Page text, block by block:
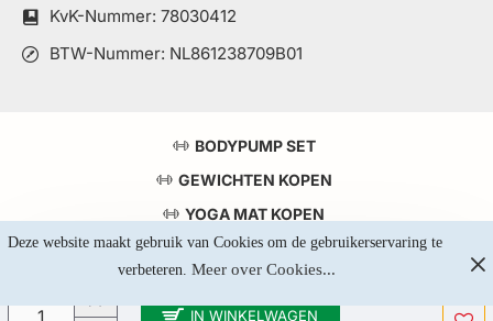
Deze website maakt gebruik van Cookies om de gebruikerservaring te
verbeteren. Meer over Cookies...
IN WINKELWAGEN
KvK-Nummer: 78030412
BTW-Nummer: NL861238709B01
BODYPUMP SET
GEWICHTEN KOPEN
YOGA MAT KOPEN
TOP 5 KRACHTSTATIONS